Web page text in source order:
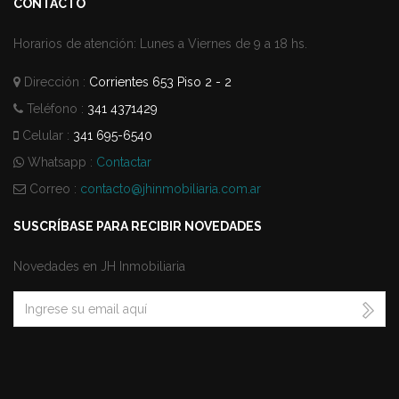
CONTACTO
Horarios de atención: Lunes a Viernes de 9 a 18 hs.
Dirección : Corrientes 653 Piso 2 - 2
Teléfono : 341 4371429
Celular : 341 695-6540
Whatsapp : Contactar
Correo : contacto@jhinmobiliaria.com.ar
SUSCRÍBASE PARA RECIBIR NOVEDADES
Novedades en JH Inmobiliaria
Email
address
Correo